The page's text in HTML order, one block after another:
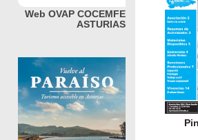
Web OVAP COCEMFE
ASTURIAS